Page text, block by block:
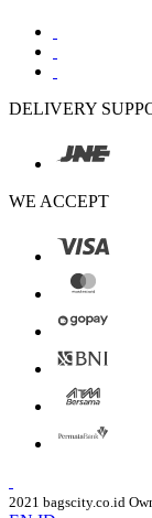
DELIVERY
WE ACCEPT
2021 bagscity.co.id